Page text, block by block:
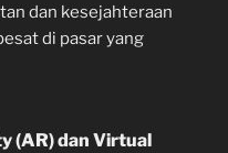
dan kesejahteraan
di pasar yang
(AR) dan Virtual